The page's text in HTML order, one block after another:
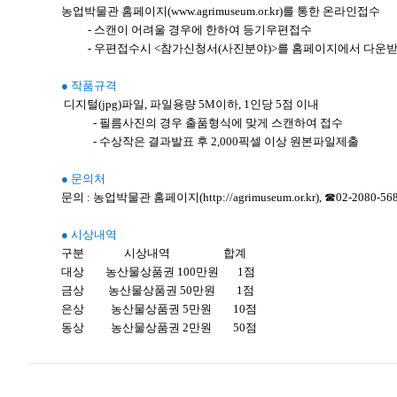
농업박물관 홈페이지(www.agrimuseum.or.kr)를 통한 온라인접수
- 스캔이 어려울 경우에 한하여 등기우편접수
- 우편접수시 <참가신청서(사진분야)>를 홈페이지에서 다운받
● 작품규격
디지털(jpg)파일, 파일용량 5M이하, 1인당 5점 이내
- 필름사진의 경우 출품형식에 맞게 스캔하여 접수
- 수상작은 결과발표 후 2,000픽셀 이상 원본파일제출
● 문의처
문의 : 농업박물관 홈페이지(http://agrimuseum.or.kr), ☎02-2080-
● 시상내역
구분 시상내역 합계
대상 농산물상품권 100만원 1점
금상 농산물상품권 50만원 1점
은상 농산물상품권 5만원 10점
동상 농산물상품권 2만원 50점